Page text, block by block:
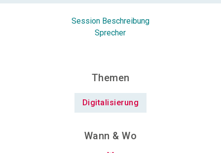
Session Beschreibung
Sprecher
Themen
Digitalisierung
Wann & Wo